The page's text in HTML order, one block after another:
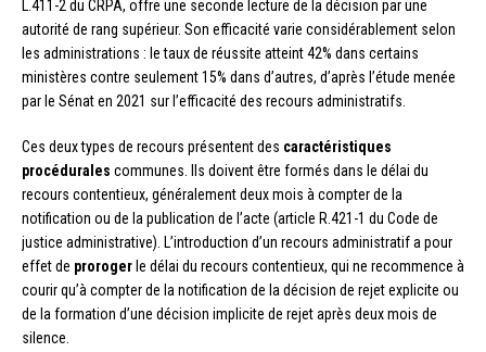
L.411-2 du CRPA, offre une seconde lecture de la décision par une
autorité de rang supérieur. Son efficacité varie considérablement selon
les administrations : le taux de réussite atteint 42% dans certains
ministères contre seulement 15% dans d’autres, d’après l’étude menée
par le Sénat en 2021 sur l’efficacité des recours administratifs.
Ces deux types de recours présentent des caractéristiques
procédurales communes. Ils doivent être formés dans le délai du
recours contentieux, généralement deux mois à compter de la
notification ou de la publication de l’acte (article R.421-1 du Code de
justice administrative). L’introduction d’un recours administratif a pour
effet de proroger le délai du recours contentieux, qui ne recommence à
courir qu’à compter de la notification de la décision de rejet explicite ou
de la formation d’une décision implicite de rejet après deux mois de
silence.